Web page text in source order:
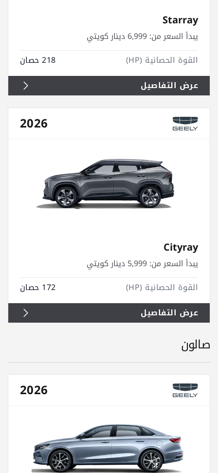
Starray
يبدأ السعر من:
القوة الحصانية (HP)
218 حصان
عرض التفاصيل
2026
Cityray
يبدأ السعر من:
القوة الحصانية (HP)
172 حصان
عرض التفاصيل
صالون
2026